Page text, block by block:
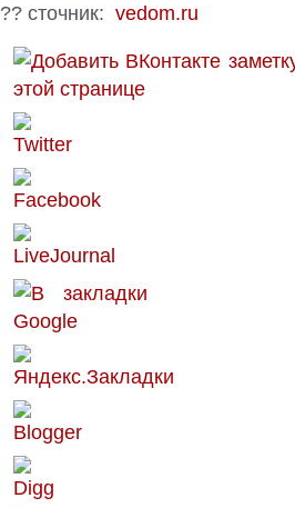
?? сточник: vedom.ru